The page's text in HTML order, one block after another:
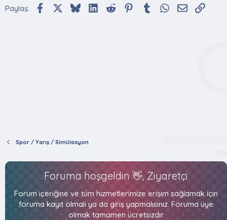
Paylaş: FacebookX (Twitter)
BlueskyLinkedIn
Reddit Pinterest
TumblrWhatsApp
E-posta
Spor / Yarış / Simülasyon
Foruma hoşgeldin 👋, Ziyaretçi
Forum içeriğine ve tüm hizmetlerimize erişim sağlamak için
foruma kayıt olmalı ya da giriş yapmalısınız. Foruma üye
olmak tamamen ücretsizdir.